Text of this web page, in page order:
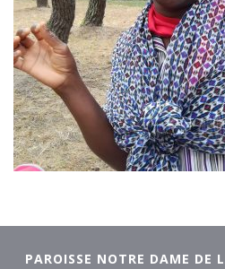
PAROISSE NOTRE DAME DE